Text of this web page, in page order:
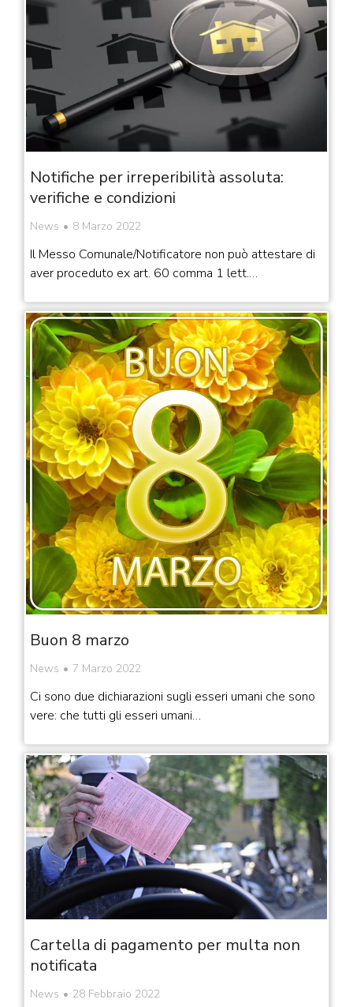
Notifiche per irreperibilità assoluta:
verifiche e condizioni
News 8 Marzo 2022
Il Messo Comunale/Notificatore non può attestare di
aver proceduto ex art. 60 comma 1 lett.…
Buon 8 marzo
News 7 Marzo 2022
Ci sono due dichiarazioni sugli esseri umani che sono
vere: che tutti gli esseri umani…
Cartella di pagamento per multa non
notificata
News 28 Febbraio 2022